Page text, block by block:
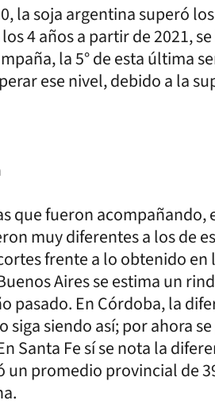
la soja argentina superó
4 años a partir de 2021,
la 5° de esta última
ese nivel, debido a la
que fueron
muy diferentes a los de
frente a lo obtenido
Aires se estima un
pasado. En Córdoba, la
siga siendo así; por ahora
Santa Fe sí se nota la
un promedio provincial de